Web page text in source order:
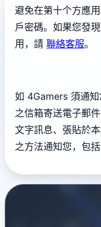
避免在第十个方應
戶密碼。如果您發
用，請 聯絡客服。
如 4Gamers 須通
之信箱寄送電子郵
文字訊息、張貼於
之方法通知您，包